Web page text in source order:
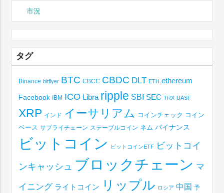
市況
タグ
Binance bitflyer BTC CBCC CBDC DLT ETH ethereum
Facebook IBM ICO Libra ripple SBI SEC TRX UASF
XRP インド イーサリアム コインチェック コイン
ベース サプライチェーン ステーブルコイン ネム バイナンス
ビットコイン ビットコインETF ビットコイ
ンキャッシュ ブロックチェーン マ
イニング ライトコイン リップル ロシア 中国 予